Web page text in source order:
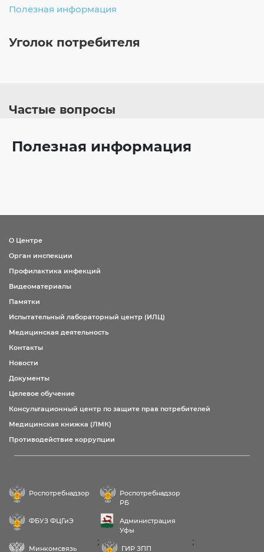
Полезная информация
Уголок потребителя
Частые вопросы
Полезная информация
О Центре
Орган инспекции
Профилактика инфекций
Видеоматериалы
Памятки
Испытательный лабораторный центр (ИЛЦ)
Медицинская деятельность
Контакты
Новости
Документы
Целевое обучение
Консультационный центр по защите прав потребителей
Медицинская книжка (ЛМК)
Противодействие коррупции
Роспотребнадзор
Роспотребнадзор
РБ
ФБУЗ ФЦГиЭ
Администрация
Уфы
Минкомсвязь
;
ГИР ЗПП
;